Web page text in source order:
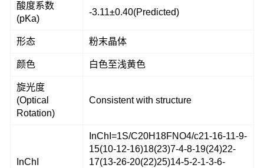
酸度系数
(pKa)
-3.11±0.40(Predicted)
形态 粉末晶体
颜色 白色至浅黄色
旋光度
(Optical
Rotation)
Consistent with structure
InChI
InChI=1S/C20H18FNO4/c21-16-11-9-
15(10-12-16)18(23)7-4-8-19(24)22-
17(13-26-20(22)25)14-5-2-1-3-6-